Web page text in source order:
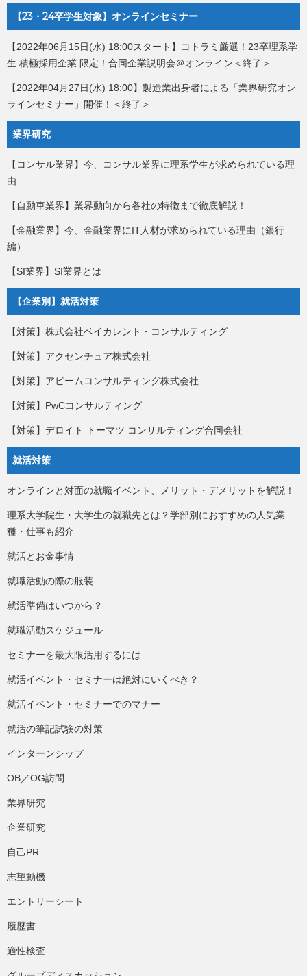
【23・24卒学生対象】オンラインセミナー
【2022年06月15日(水) 18:00スタート】コトラミ厳選！23卒理系学
生 積極採用企業 限定！合同企業説明会＠オンライン＜終了＞
【2022年04月27日(水) 18:00】製造業出身者による「業界研究オン
ラインセミナー」開催！＜終了＞
業界研究
【コンサル業界】今、コンサル業界に理系学生が求められている理
由
【自動車業界】業界動向から各社の特徴まで徹底解説！
【金融業界】今、金融業界にIT人材が求められている理由（銀行
編）
【SI業界】SI業界とは
【企業別】就活対策
【対策】株式会社ベイカレント・コンサルティング
【対策】アクセンチュア株式会社
【対策】アビームコンサルティング株式会社
【対策】PwCコンサルティング
【対策】デロイト トーマツ コンサルティング合同会社
就活対策
オンラインと対面の就職イベント、メリット・デメリットを解説！
理系大学院生・大学生の就職先とは？学部別におすすめの人気業
種・仕事も紹介
就活とお金事情
就職活動の際の服装
就活準備はいつから？
就職活動スケジュール
セミナーを最大限活用するには
就活イベント・セミナーは絶対にいくべき？
就活イベント・セミナーでのマナー
就活の筆記試験の対策
インターンシップ
OB／OG訪問
業界研究
企業研究
自己PR
志望動機
エントリーシート
履歴書
適性検査